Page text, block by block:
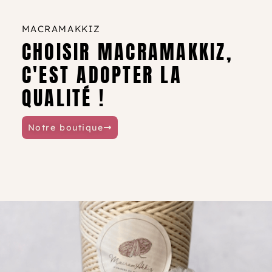
comme en Europe.
MACRAMAKKIZ
CHOISIR MACRAMAKKIZ,
C'EST ADOPTER LA
QUALITÉ !
Notre boutique